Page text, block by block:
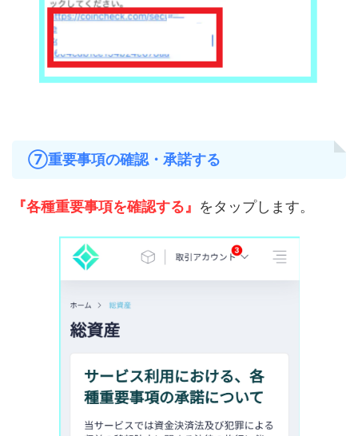
⑦重要事項の確認・承諾する
『各種重要事項を確認する』 をタップします。